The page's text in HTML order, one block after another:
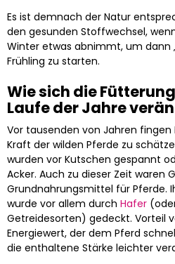
Es ist demnach der Natur
den gesunden Stoffwechsel,
Winter etwas abnimmt, um dann
Frühling zu starten.
Wie sich die
Laufe der Jahre
Vor tausenden von Jahren
Kraft der wilden Pferde zu
wurden vor Kutschen gespannt
Acker. Auch zu dieser Zeit waren
Grundnahrungsmittel für Pferde.
wurde vor allem durch Hafer
Getreidesorten) gedeckt. Vorteil
Energiewert, der dem Pferd
die enthaltene Stärke leichter